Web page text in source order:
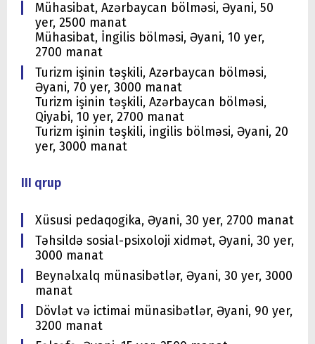
Mühasibat, Azərbaycan bölməsi, Əyani, 50
yer, 2500 manat
Mühasibat, İngilis bölməsi, Əyani, 10 yer,
2700 manat
Turizm işinin təşkili, Azərbaycan bölməsi,
Əyani, 70 yer, 3000 manat
Turizm işinin təşkili, Azərbaycan bölməsi,
Qiyabi, 10 yer, 2700 manat
Turizm işinin təşkili, ingilis bölməsi, Əyani, 20
yer, 3000 manat
III qrup
Xüsusi pedaqogika, Əyani, 30 yer, 2700 manat
Təhsildə sosial-psixoloji xidmət, Əyani, 30 yer,
3000 manat
Beynəlxalq münasibətlər, Əyani, 30 yer, 3000
manat
Dövlət və ictimai münasibətlər, Əyani, 90 yer,
3200 manat